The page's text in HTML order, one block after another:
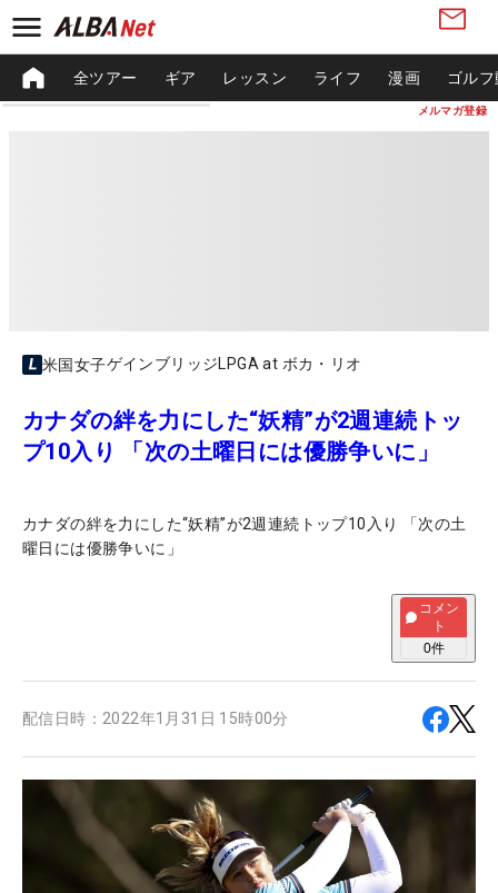
メルマガ登録
全ツアー ギア レッスン ライフ 漫画 ゴル
米国女子ゲインブリッジLPGA at ボカ・リオ
カナダの絆を力にした“妖精”が2週連続トッ
プ10入り 「次の土曜日には優勝争いに」
カナダの絆を力にした“妖精”が2週連続トップ10入り 「次の土
曜日には優勝争いに」
コメン
ト
0件
配信日時： 2022年1月31日 15時00分